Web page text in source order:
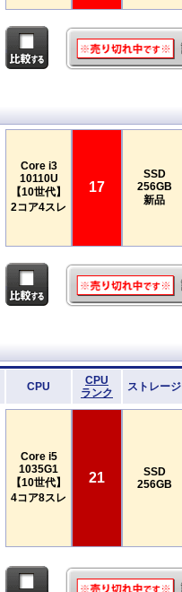
Core i3
10110U
【10世代】
2コア4スレ
17
SSD
256GB
新品
CPU
CPU
ランク
ストレージ
Core i5
1035G1
【10世代】
4コア8スレ
21
SSD
256GB